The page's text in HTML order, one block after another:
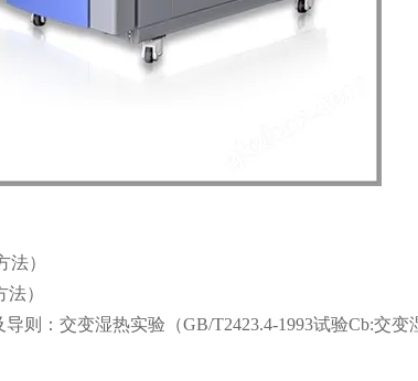
）
）
则：交变湿热实验（GB/T2423.4-1993试验Cb:交变